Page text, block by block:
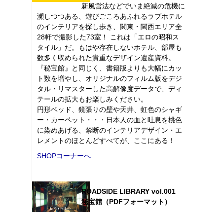
新風営法などでいま絶滅の危機に
瀕しつつある、遊びごころあふれるラブホテル
のインテリアを探し歩き、関東・関西エリア全
28軒で撮影した73室！ これは「エロの昭和ス
タイル」だ。もはや存在しないホテル、部屋も
数多く収められた貴重なデザイン遺産資料。
『秘宝館』と同じく、書籍版よりも大幅にカッ
ト数を増やし、オリジナルのフィルム版をデジ
タル・リマスターした高解像度データで、ディ
テールの拡大もお楽しみください。
円形ベッド、鏡張りの壁や天井、虹色のシャギ
ー・カーペット・・・日本人の血と吐息を桃色
に染めあげる、禁断のインテリアデザイン・エ
レメントのほとんどすべてが、ここにある！
SHOPコーナーへ
ROADSIDE LIBRARY vol.001
秘宝館（PDFフォーマット）